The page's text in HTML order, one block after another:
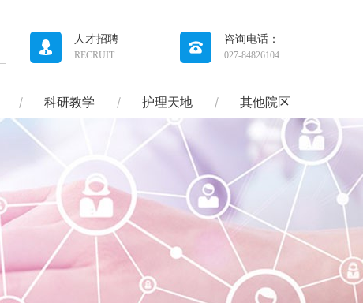
科研教学 护理天地 其他院区
人才招聘
RECRUIT
咨询电话：
027-84826104